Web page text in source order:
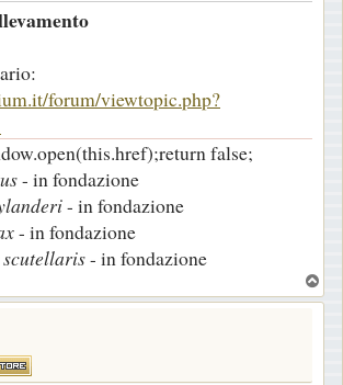
forum/viewtopic.php?
false;
- in fondazione
- in fondazione
- in fondazione
scutellaris- in fondazione
o